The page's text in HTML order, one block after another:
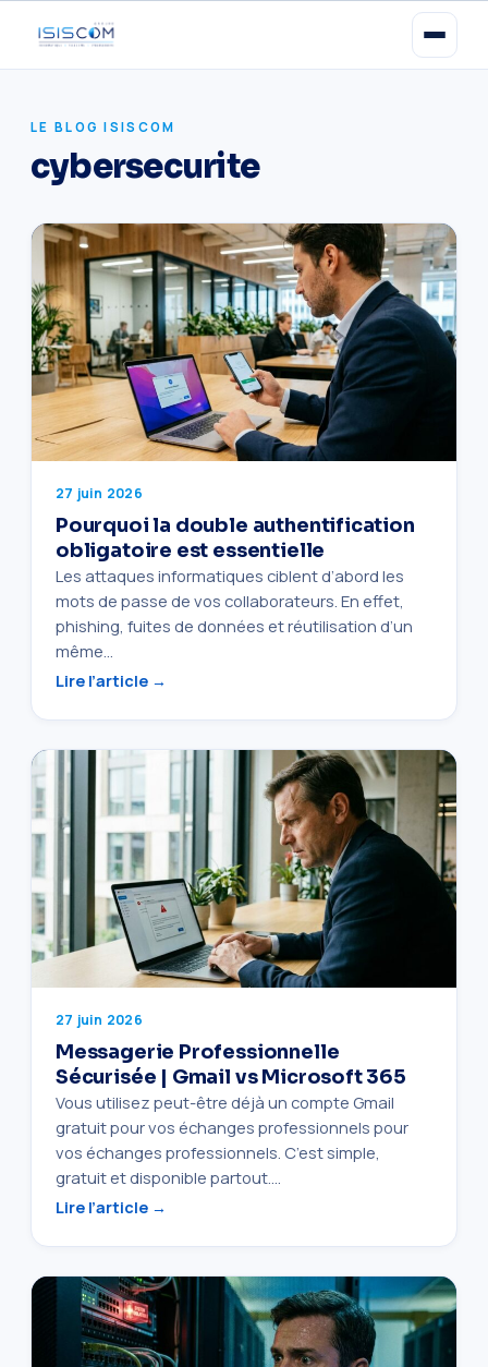
LE BLOG ISISCOM
cybersecurite
27 juin 2026
Pourquoi la double authentification
obligatoire est essentielle
Les attaques informatiques ciblent d’abord les
mots de passe de vos collaborateurs. En effet,
phishing, fuites de données et réutilisation d’un
même…
Lire l’article →
27 juin 2026
Messagerie Professionnelle
Sécurisée | Gmail vs Microsoft 365
Vous utilisez peut-être déjà un compte Gmail
gratuit pour vos échanges professionnels pour
vos échanges professionnels. C’est simple,
gratuit et disponible partout.…
Lire l’article →